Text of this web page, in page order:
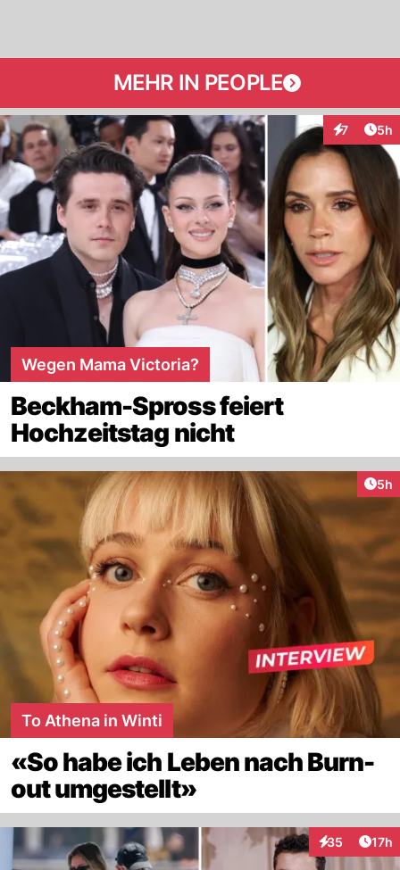
MEHR IN PEOPLE
7 5h
Wegen Mama Victoria?
Beckham-Spross feiert
Hochzeitstag nicht
5h
To Athena in Winti
«So habe ich Leben nach Burn-
out umgestellt»
35
Interaktionen
17h